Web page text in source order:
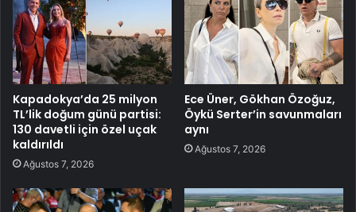
Kapadokya’da 25 milyon
TL’lik doğum günü partisi:
130 davetli için özel uçak
kaldırıldı
Ağustos 7, 2026
Ece Üner, Gökhan Özoğuz,
Öykü Serter’in savunmaları
aynı
Ağustos 7, 2026